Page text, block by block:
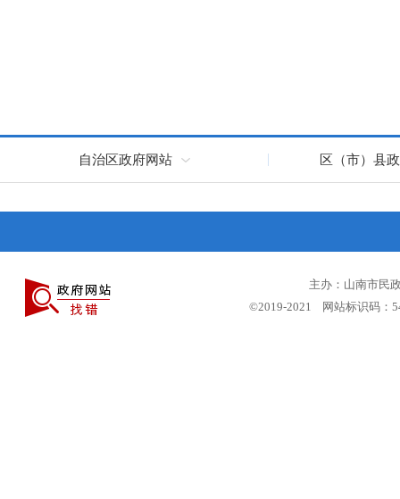
自治区政府网站 区（市）县
主办：山南市民
©2019-2021 网站标识码：